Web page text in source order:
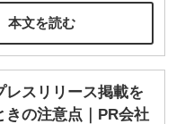
本文を読む
レスリリース掲載を
きの注意点｜PR会社